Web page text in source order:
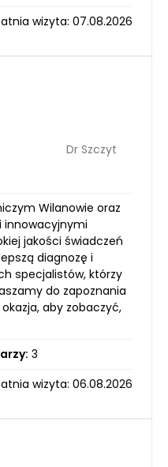
wizyta: 07.08.2026
Dr Szczyt
Wilanowie oraz
innowacyjnymi
jakości świadczeń
diagnozę i
specjalistów, którzy
do zapoznania
aby zobaczyć,
3
wizyta: 06.08.2026